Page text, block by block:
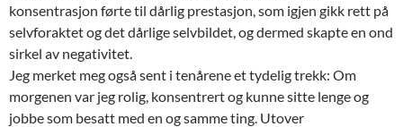
konsentrasjon førte til dårlig prestasjon, som igjen gikk rett på
selvforaktet og det dårlige selvbildet, og dermed skapte en ond
sirkel av negativitet.
Jeg merket meg også sent i tenårene et tydelig trekk: Om
morgenen var jeg rolig, konsentrert og kunne sitte lenge og
jobbe som besatt med en og samme ting. Utover